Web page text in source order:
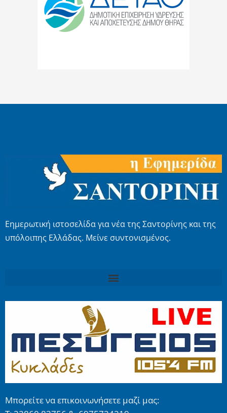
Εημερωτική ιστοσελίδα για νέα της Σαντορίνης και της
υπόλοιπης Ελλάδας. Μείνε συντονισμένος.
Μπορείτε να επικοινωνήσετε μαζί μας: